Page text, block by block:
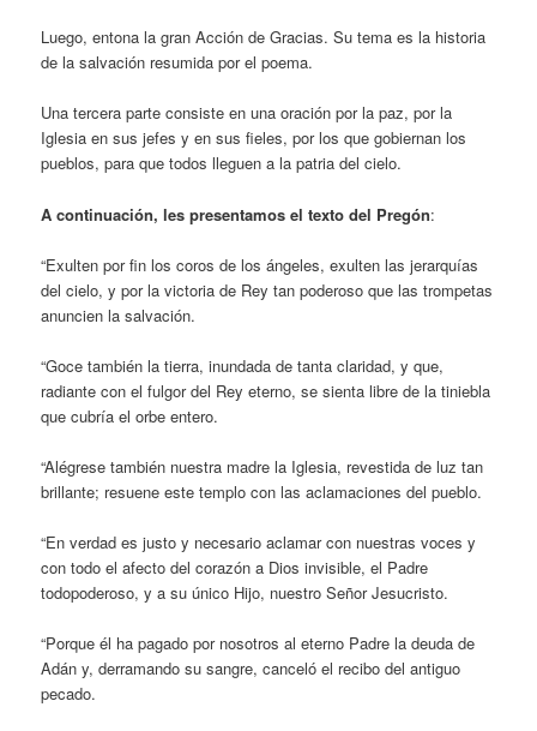
Luego, entona la gran Acción de Gracias. Su tema es la historia
de la salvación resumida por el poema.
Una tercera parte consiste en una oración por la paz, por la
Iglesia en sus jefes y en sus fieles, por los que gobiernan los
pueblos, para que todos lleguen a la patria del cielo.
A continuación, les presentamos el texto del Pregón:
“Exulten por fin los coros de los ángeles, exulten las jerarquías
del cielo, y por la victoria de Rey tan poderoso que las trompetas
anuncien la salvación.
“Goce también la tierra, inundada de tanta claridad, y que,
radiante con el fulgor del Rey eterno, se sienta libre de la tiniebla
que cubría el orbe entero.
“Alégrese también nuestra madre la Iglesia, revestida de luz tan
brillante; resuene este templo con las aclamaciones del pueblo.
“En verdad es justo y necesario aclamar con nuestras voces y
con todo el afecto del corazón a Dios invisible, el Padre
todopoderoso, y a su único Hijo, nuestro Señor Jesucristo.
“Porque él ha pagado por nosotros al eterno Padre la deuda de
Adán y, derramando su sangre, canceló el recibo del antiguo
pecado.